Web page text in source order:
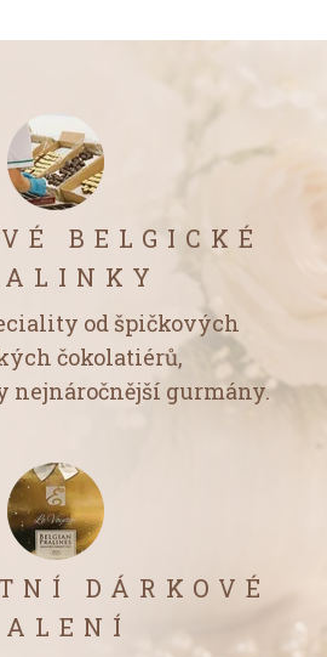
BELGICKÉ
od špičkových
čokolatiérů,
nejnáročnější gurmány.
DÁRKOVÉ